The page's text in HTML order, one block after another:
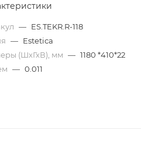
— ES.TEKR.R-118
— Estetica
(ШхГхВ), мм — 1180 *410*22
— 0.011